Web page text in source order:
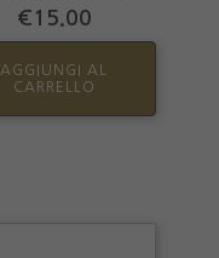
€15.00
AGGIUNGI AL
CARRELLO